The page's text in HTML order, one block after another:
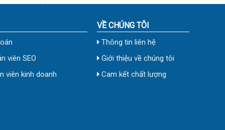
viên SEO
viên kinh doanh
VỀ CHÚNG TÔI
Thông tin liên hệ
Giới thiệu về chúng tôi
Cam kết chất lượng